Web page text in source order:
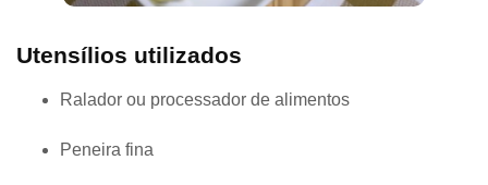
Utensílios utilizados
Ralador ou processador de alimentos
Peneira fina